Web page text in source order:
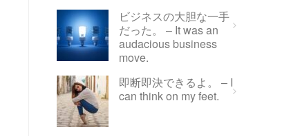
ビジネスの大胆な一手
だった。 – It was an
audacious business
move.
即断即決できるよ。 – I
can think on my feet.